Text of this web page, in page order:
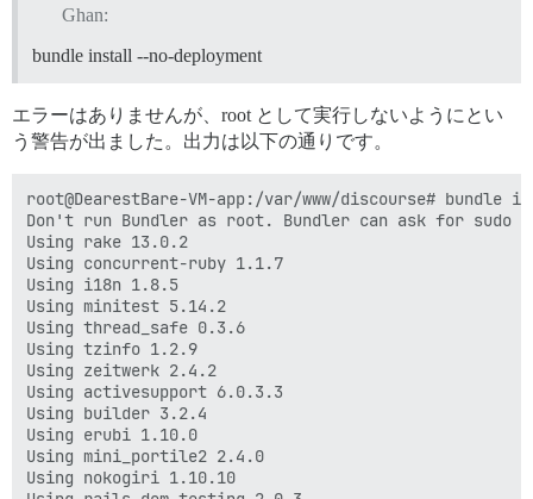
Ghan:
bundle install --no-deployment
エラーはありませんが、root として実行しないようにとい
う警告が出ました。出力は以下の通りです。
root@DearestBare-VM-app:/var/www/discourse# bundle
Don't run Bundler as root. Bundler can ask for
Using rake 13.0.2
Using concurrent-ruby 1.1.7
Using i18n 1.8.5
Using minitest 5.14.2
Using thread_safe 0.3.6
Using tzinfo 1.2.9
Using zeitwerk 2.4.2
Using activesupport 6.0.3.3
Using builder 3.2.4
Using erubi 1.10.0
Using mini_portile2 2.4.0
Using nokogiri 1.10.10